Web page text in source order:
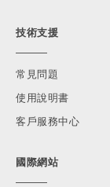
技術支援
常見問題
使用說明書
客戶服務中心
國際網站